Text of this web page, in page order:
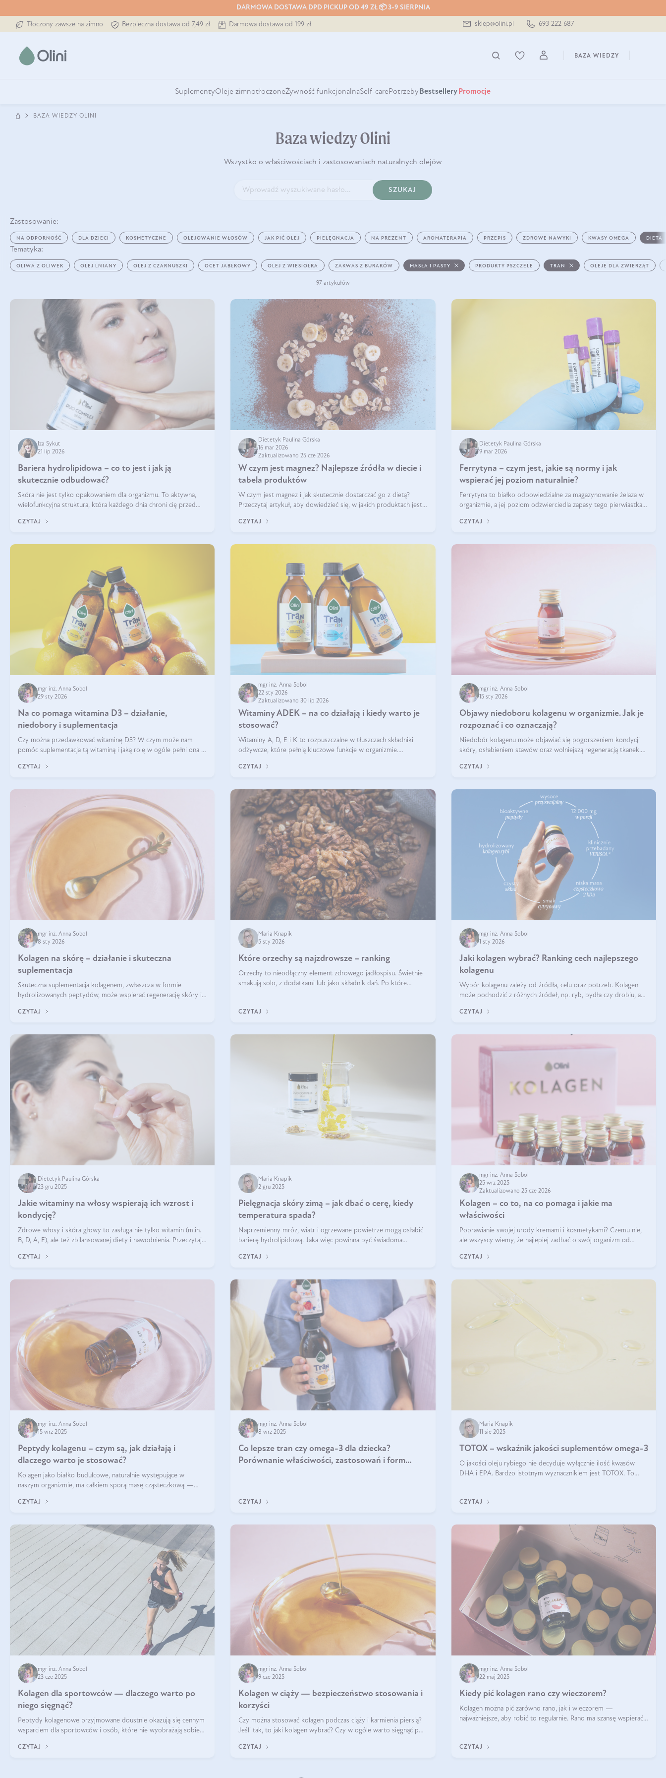
DARMOWA DOSTAWA DPD PICKUP OD 49 ZŁ 📦 3-9 SIERPNIA
Tłoczony zawsze na zimno Bezpieczna dostawa od 7,49 zł Darmowa dostawa od 199 zł sklep@olini.pl 693 222 687
BAZA WIEDZY
SuplementyOleje zimnotłoczoneŻywność funkcjonalnaSelf-carePotrzeby Bestsellery Promocje
BAZA WIEDZY OLINI
Baza wiedzy Olini
Wszystko o właściwościach i zastosowaniach naturalnych olejów
SZUKAJ
Zastosowanie:
NA ODPORNOŚĆ DLA DZIECI KOSMETYCZNE OLEJOWANIE WŁOSÓW JAK PIĆ OLEJ PIELĘGNACJA NA PREZENT AROMATERAPIA PRZEPIS ZDROWE NAWYKI KWASY OMEGA DIETA
Tematyka:
OLIWA Z OLIWEK OLEJ LNIANY OLEJ Z CZARNUSZKI OCET JABŁKOWY OLEJ Z WIESIOŁKA ZAKWAS Z BURAKÓW MASŁA I PASTY PRODUKTY PSZCZELE TRAN OLEJE DLA ZWIERZĄT
97 artykułów
Iza Sykut
21 lip 2026
Bariera hydrolipidowa – co to jest i jak ją
skutecznie odbudować?
Skóra nie jest tylko opakowaniem dla organizmu. To aktywna,
wielofunkcyjna struktura, która każdego dnia chroni cię przed
środowiskowymi. Jednym z jej kluczowych elementów jest
CZYTAJ
Dietetyk Paulina Górska
16 mar 2026
Zaktualizowano 25 cze 2026
W czym jest magnez? Najlepsze źródła w diecie i
tabela produktów
W czym jest magnez i jak skutecznie dostarczać go z dietą?
Przeczytaj artykuł, aby dowiedzieć się, w jakich produktach jest
CZYTAJ
Dietetyk Paulina Górska
9 mar 2026
Ferrytyna – czym jest, jakie są normy i jak
wspierać jej poziom naturalnie?
Ferrytyna to białko odpowiedzialne za magazynowanie żelaza w
organizmie, a jej poziom odzwierciedla zapasy tego pierwiastka.
ferrytyny daje objawy, które mogą utrudniać codzienne
CZYTAJ
mgr inż. Anna Sobol
29 sty 2026
Na co pomaga witamina D3 – działanie,
niedobory i suplementacja
Czy można przedawkować witaminę D3? W czym może nam
pomóc suplementacja tą witaminą i jaką rolę w ogóle pełni ona w
zalecane jest jesienią i zimą, ale czy wiesz, dlaczego warto to
CZYTAJ
mgr inż. Anna Sobol
22 sty 2026
Zaktualizowano 30 lip 2026
Witaminy ADEK – na co działają i kiedy warto je
stosować?
Witaminy A, D, E i K to rozpuszczalne w tłuszczach składniki
odżywcze, które pełnią kluczowe funkcje w organizmie.
krzepliwość krwi oraz mineralizację kości.
CZYTAJ
mgr inż. Anna Sobol
15 sty 2026
Objawy niedoboru kolagenu w organizmie. Jak je
rozpoznać i co oznaczają?
Niedobór kolagenu może objawiać się pogorszeniem kondycji
skóry, osłabieniem stawów oraz wolniejszą regeneracją tkanek.
skóry, bóle stawów, łamliwość paznokci oraz osłabienie włosów.
CZYTAJ
mgr inż. Anna Sobol
8 sty 2026
Kolagen na skórę – działanie i skuteczna
suplementacja
Skuteczna suplementacja kolagenem, zwłaszcza w formie
hydrolizowanych peptydów, może wspierać regenerację skóry i
regularnością stosowania.
CZYTAJ
Maria Knapik
5 sty 2026
Które orzechy są najzdrowsze – ranking
Orzechy to nieodłączny element zdrowego jadłospisu. Świetnie
smakują solo, z dodatkami lub jako składnik dań. Po które
CZYTAJ
mgr inż. Anna Sobol
1 sty 2026
Jaki kolagen wybrać? Ranking cech najlepszego
kolagenu
Wybór kolagenu zależy od źródła, celu oraz potrzeb. Kolagen
może pochodzić z różnych źródeł, np. ryb, bydła czy drobiu, a
sprawdza się kolagen rybi, a dla wspierania stawów — kolagen
CZYTAJ
Dietetyk Paulina Górska
23 gru 2025
Jakie witaminy na włosy wspierają ich wzrost i
kondycję?
Zdrowe włosy i skóra głowy to zasługa nie tylko witamin (m.in.
B, D, A, E), ale też zbilansowanej diety i nawodnienia. Przeczytaj
wypadanie włosów.
CZYTAJ
Maria Knapik
2 gru 2025
Pielęgnacja skóry zimą – jak dbać o cerę, kiedy
temperatura spada?
Naprzemienny mróz, wiatr i ogrzewane powietrze mogą osłabić
barierę hydrolipidową. Jaka więc powinna być świadoma
CZYTAJ
mgr inż. Anna Sobol
25 wrz 2025
Zaktualizowano 25 cze 2026
Kolagen – co to, na co pomaga i jakie ma
właściwości
Poprawianie swojej urody kremami i kosmetykami? Czemu nie,
ale wszyscy wiemy, że najlepiej zadbać o swój organizm od
zewnętrzny prezentował się zdrowo i atrakcyjnie. Stosowanie
CZYTAJ
mgr inż. Anna Sobol
15 wrz 2025
Peptydy kolagenu – czym są, jak działają i
dlaczego warto je stosować?
Kolagen jako białko budulcowe, naturalnie występujące w
naszym organizmie, ma całkiem sporą masę cząsteczkową —
formie, byłby trudno strawialny. Aby był lepiej przyswajalny i
CZYTAJ
mgr inż. Anna Sobol
8 wrz 2025
Co lepsze tran czy omega-3 dla dziecka?
Porównanie właściwości, zastosowań i form
CZYTAJ
Maria Knapik
11 sie 2025
TOTOX – wskaźnik jakości suplementów omega-3
O jakości oleju rybiego nie decyduje wyłącznie ilość kwasów
DHA i EPA. Bardzo istotnym wyznacznikiem jest TOTOX. To
CZYTAJ
mgr inż. Anna Sobol
23 cze 2025
Kolagen dla sportowców — dlaczego warto po
niego sięgnąć?
Peptydy kolagenowe przyjmowane doustnie okazują się cennym
wsparciem dla sportowców i osób, które nie wyobrażają sobie
CZYTAJ
mgr inż. Anna Sobol
9 cze 2025
Kolagen w ciąży — bezpieczeństwo stosowania i
korzyści
Czy można stosować kolagen podczas ciąży i karmienia piersią?
Jeśli tak, to jaki kolagen wybrać? Czy w ogóle warto sięgnąć po
CZYTAJ
mgr inż. Anna Sobol
22 maj 2025
Kiedy pić kolagen rano czy wieczorem?
Kolagen można pić zarówno rano, jak i wieczorem —
najważniejsze, aby robić to regularnie. Rano ma szansę wspierać
CZYTAJ